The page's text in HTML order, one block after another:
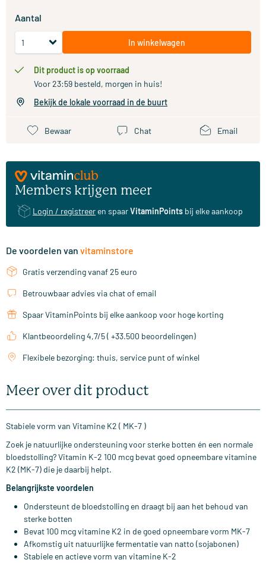
Aantal
In winkelwagen
Dit product is op voorraad
Voor 23:59 besteld, morgen in huis!
Bekijk de lokale voorraad in de buurt
Bewaar Chat Email
Members krijgen meer
Login / registreer en spaarVitaminPoints bij elke aankoop
De voordelen van vitaminstore
Gratis verzending vanaf 25 euro
Betrouwbaar advies via chat of email
Spaar VitaminPoints bij elke aankoop voor hoge korting
Klantbeoordeling 4,7/5 ( +33.500 beoordelingen)
Flexibele bezorging: thuis, service punt of winkel
Meer over dit product
Stabiele vorm van Vitamine K2 ( MK-7 )
Zoek je natuurlijke ondersteuning voor sterke botten én een normale
bloedstolling? Vitamin K-2 100 mcg bevat goed opneembare vitamine
K2 (MK-7) die je daarbij helpt.
Belangrijkste voordelen
Ondersteunt de bloedstolling en draagt bij aan het behoud van
sterke botten
Bevat 100 mcg vitamine K2 in de goed opneembare vorm MK-7
Afkomstig uit natuurlijke fermentatie van natto (sojabonen)
Stabiele en actieve vorm van vitamine K-2